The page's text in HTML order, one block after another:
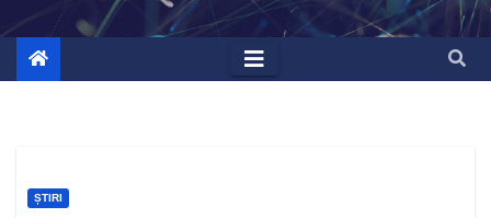
ȘTIRI